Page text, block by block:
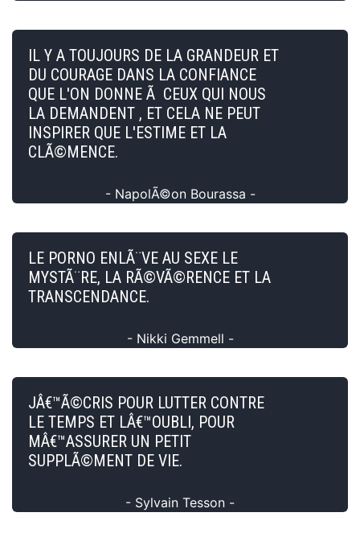
IL Y A TOUJOURS DE LA GRANDEUR ET
DU COURAGE DANS LA CONFIANCE
QUE L'ON DONNE Ã CEUX QUI NOUS
LA DEMANDENT , ET CELA NE PEUT
INSPIRER QUE L'ESTIME ET LA
CLÃ©MENCE.
- NapolÃ©on Bourassa -
LE PORNO ENLÃ¨VE AU SEXE LE
MYSTÃ¨RE, LA RÃ©VÃ©RENCE ET LA
TRANSCENDANCE.
- Nikki Gemmell -
JÂ€™Ã©CRIS POUR LUTTER CONTRE
LE TEMPS ET LÂ€™OUBLI, POUR
MÂ€™ASSURER UN PETIT
SUPPLÃ©MENT DE VIE.
- Sylvain Tesson -